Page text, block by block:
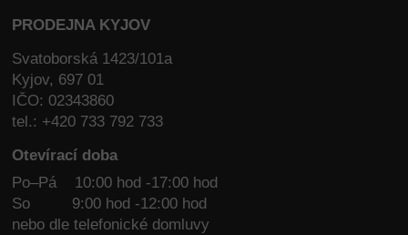
PRODEJNA KYJOV
Svatoborská 1423/101a
Kyjov, 697 01
IČO: 02343860
tel.: +420 733 792 733
Otevírací doba
Po–Pá 10:00 hod -17:00 hod
So
9:00 hod -12:00 hod
nebo dle telefonické domluvy